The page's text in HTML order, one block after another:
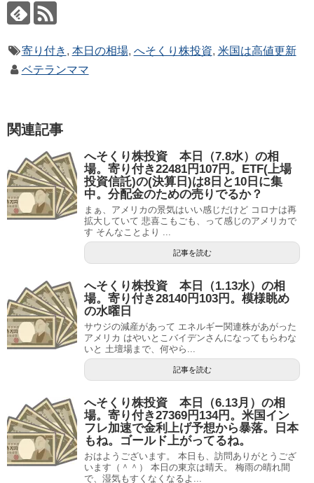
寄り付き , 本日の相場, へそくり株投資, 米国は高値更新
ベテランママ
関連記事
へそくり株投資 本日（7.8水）の相
場。寄り付き22481円107円。ETF(上場
投資信託)の(決算日)は8日と10日に集
中。分配金のための売りでるか？
まぁ、アメリカの景気はいい感じだけど コロナは再
拡大していて 悲喜こもごも、って感じのアメリカで
す そんなことより ...
記事を読む
へそくり株投資 本日（1.13水）の相
場。寄り付き28140円103円。模様眺め
の水曜日
サウジの減産があって エネルギー関連株があがった
アメリカ はやいとこバイデンさんになってもらわな
いと 土壇場まで、何やら...
記事を読む
へそくり株投資 本日（6.13月）の相
場。寄り付き27369円134円。米国イン
フレ加速で金利上げ予想から暴落。日本
もね。ゴールド上がってるね。
おはようございます。 本日も、訪問ありがとうござ
います（＾＾） 本日の東京は晴天。 梅雨の晴れ間
で、湿気もすくなくなるよ...